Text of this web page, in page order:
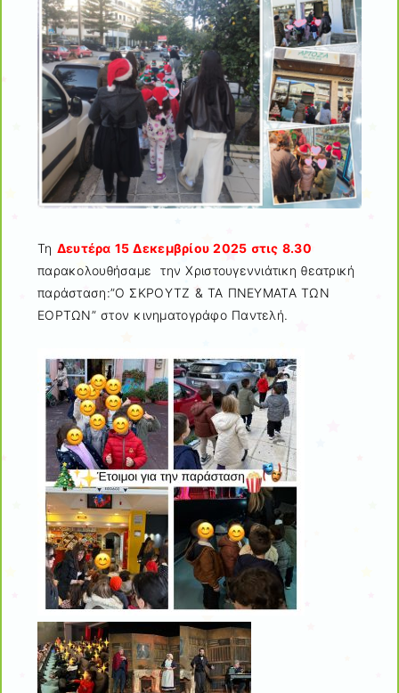
Τη Δευτέρα 15 Δεκεμβρίου 2025 στις 8.30
παρακολουθήσαμε την Χριστουγεννιάτικη θεατρική
παράσταση:”Ο ΣΚΡΟΥΤΖ & ΤΑ ΠΝΕΥΜΑΤΑ ΤΩΝ
ΕΟΡΤΩΝ” στον κινηματογράφο Παντελή.